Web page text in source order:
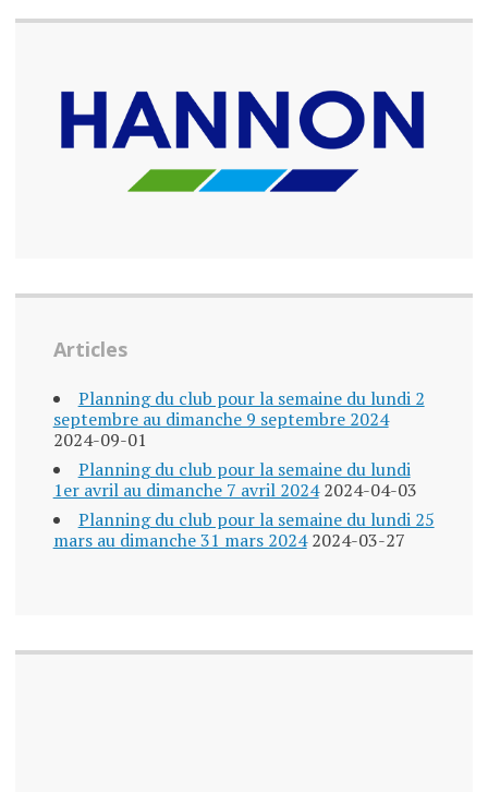
Articles
Planning du club pour la semaine du lundi 2
septembre au dimanche 9 septembre 2024
2024-09-01
Planning du club pour la semaine du lundi
1er avril au dimanche 7 avril 2024 2024-04-03
Planning du club pour la semaine du lundi 25
mars au dimanche 31 mars 2024 2024-03-27